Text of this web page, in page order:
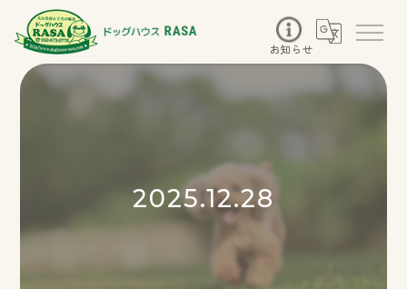
お知らせ
2025.12.28